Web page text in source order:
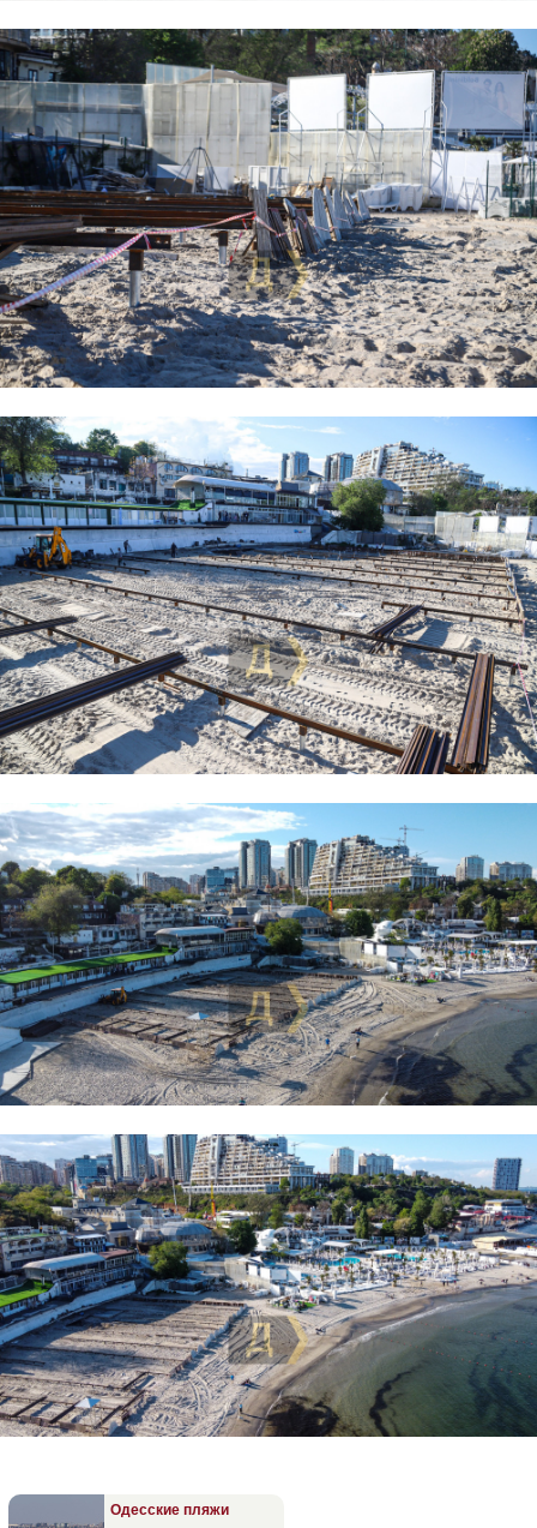
Одесские пляжи